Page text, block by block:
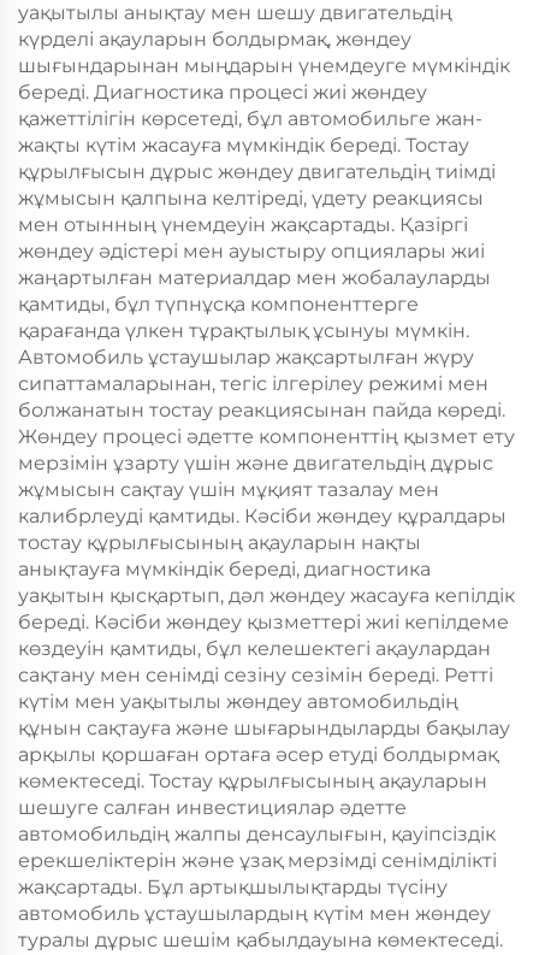
уақытылы анықтау мен шешу двигательдің
күрделі ақауларын болдырмақ, жөндеу
шығындарынан мыңдарын үнемдеуге мүмкіндік
береді. Диагностика процесі жиі жөндеу
қажеттілігін көрсетеді, бұл автомобильге жан-
жақты күтім жасауға мүмкіндік береді. Тостау
құрылғысын дұрыс жөндеу двигательдің тиімді
жұмысын қалпына келтіреді, үдету реакциясы
мен отынның үнемдеуін жақсартады. Қазіргі
жөндеу әдістері мен ауыстыру опциялары жиі
жаңартылған материалдар мен жобалауларды
қамтиды, бұл түпнұсқа компоненттерге
қарағанда үлкен тұрақтылық ұсынуы мүмкін.
Автомобиль ұстаушылар жақсартылған жүру
сипаттамаларынан, тегіс ілгерілеу режимі мен
болжанатын тостау реакциясынан пайда көреді.
Жөндеу процесі әдетте компоненттің қызмет ету
мерзімін ұзарту үшін және двигательдің дұрыс
жұмысын сақтау үшін мұқият тазалау мен
калибрлеуді қамтиды. Кәсіби жөндеу құралдары
тостау құрылғысының ақауларын нақты
анықтауға мүмкіндік береді, диагностика
уақытын қысқартып, дәл жөндеу жасауға кепілдік
береді. Кәсіби жөндеу қызметтері жиі кепілдеме
көздеуін қамтиды, бұл келешектегі ақаулардан
сақтану мен сенімді сезіну сезімін береді. Ретті
күтім мен уақытылы жөндеу автомобильдің
құнын сақтауға және шығарындыларды бақылау
арқылы қоршаған ортаға әсер етуді болдырмақ
көмектеседі. Тостау құрылғысының ақауларын
шешуге салған инвестициялар әдетте
автомобильдің жалпы денсаулығын, қауіпсіздік
ерекшеліктерін және ұзақ мерзімді сенімділікті
жақсартады. Бұл артықшылықтарды түсіну
автомобиль ұстаушылардың күтім мен жөндеу
туралы дұрыс шешім қабылдауына көмектеседі.